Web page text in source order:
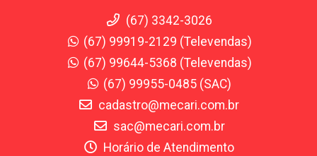
(67) 3342-3026
(67) 99919-2129 (Televendas)
(67) 99644-5368 (Televendas)
(67) 99955-0485 (SAC)
cadastro@mecari.com.br
sac@mecari.com.br
Horário de Atendimento